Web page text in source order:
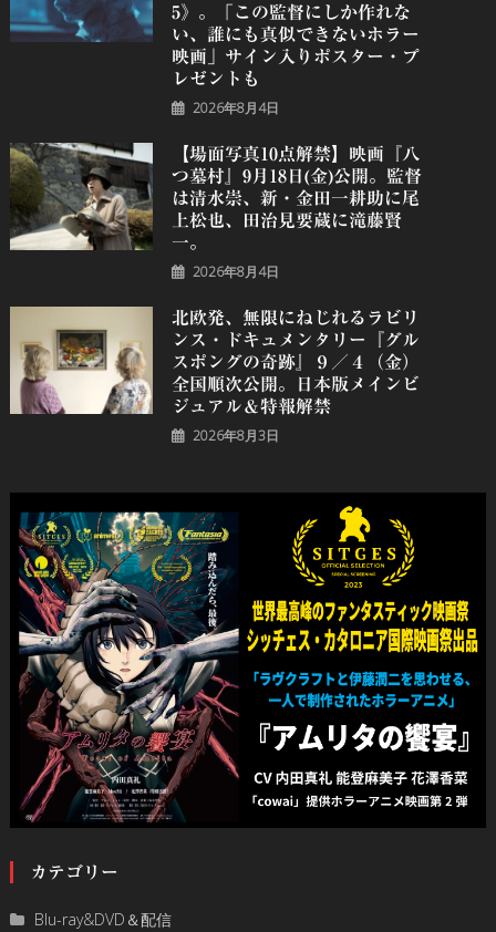
5》。「この監督にしか作れな
い、誰にも真似できないホラー
映画」サイン入りポスター・プ
レゼントも
2026年8月4日
【場面写真10点解禁】映画『八
つ墓村』9月18日(金)公開。監督
は清水崇、新・金田一耕助に尾
上松也、田治見要蔵に滝藤賢
一。
2026年8月4日
北欧発、無限にねじれるラビリ
ンス・ドキュメンタリー『グル
スポングの奇跡』９／４（金）
全国順次公開。日本版メインビ
ジュアル＆特報解禁
2026年8月3日
カテゴリー
Blu-ray&DVD＆配信